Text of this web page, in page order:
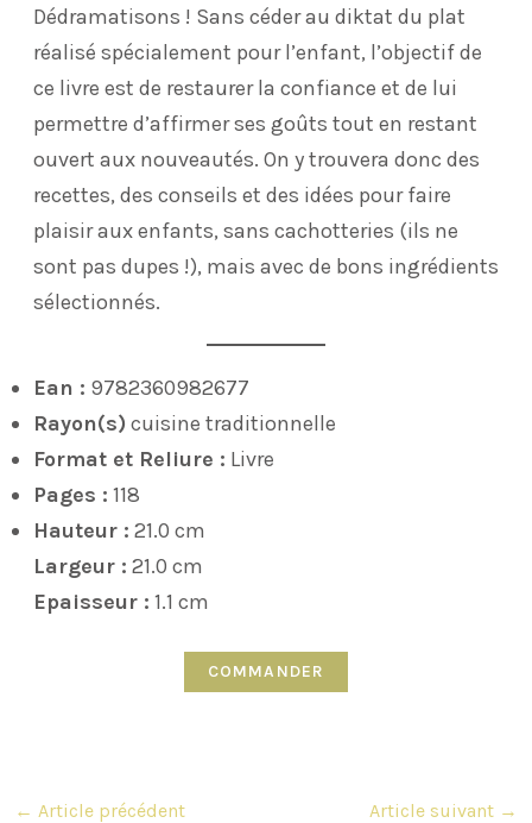
Dédramatisons ! Sans céder au diktat du plat
réalisé spécialement pour l’enfant, l’objectif de
ce livre est de restaurer la confiance et de lui
permettre d’affirmer ses goûts tout en restant
ouvert aux nouveautés. On y trouvera donc des
recettes, des conseils et des idées pour faire
plaisir aux enfants, sans cachotteries (ils ne
sont pas dupes !), mais avec de bons ingrédients
sélectionnés.
Ean : 9782360982677
Rayon(s) cuisine traditionnelle
Format et Reliure : Livre
Pages : 118
Hauteur : 21.0 cm
Largeur : 21.0 cm
Epaisseur : 1.1 cm
COMMANDER
Navigation
← Article précédent Article suivant →